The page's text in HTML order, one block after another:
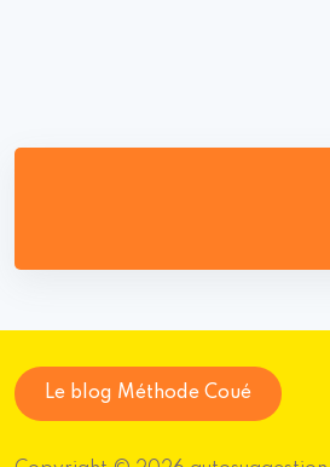
Le blog Méthode Coué